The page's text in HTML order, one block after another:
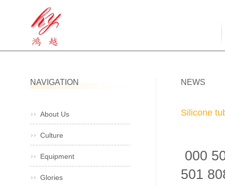
NEWS
Silicone
000
501
NAVIGATION
About Us
Culture
Equipment
Glories